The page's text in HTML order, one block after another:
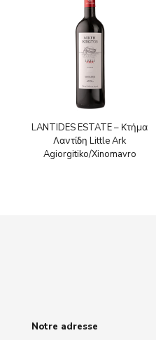
LANTIDES ESTATE – Κτήμα
Λαντίδη Little Ark
Agiorgitiko/Xinomavro
Notre adresse